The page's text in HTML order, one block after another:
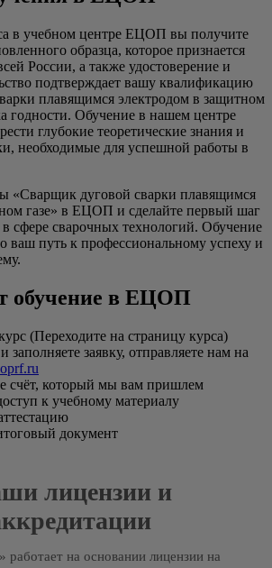
в учебном центре ЕЦОП вы получите
образца, которое признается
России, а также удостоверение и
подтверждает вашу квалификацию
плавящимся электродом в защитном
годности. Обучение в нашем центре
глубокие теоретические знания и
необходимые для успешной работы в
«Сварщик дуговой сварки плавящимся
газе» в ЕЦОП и сделайте первый шаг
сфере сварочных технологий. Обучение
ваш путь к профессиональному успеху и
обучение в ЕЦОП
(Переходите на страницу курса)
заполняете заявку, отправляете нам на
счёт, который мы вам пришлем
к учебному материалу
документ
лицензии и
на основании лицензии на